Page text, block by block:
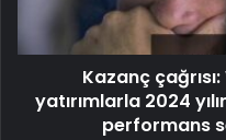
Kazanç
yatırımlarla 2024
performans